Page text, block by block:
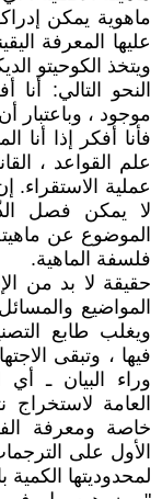
ماهوية يمكن
ويتخذ الكوحيتو
النحو التالي: أنا
موجود ، وباعتبار
فأنا أفكر إذا أنا
علم القواعد ،
عملية الاستقراء.
لا يمكن فصل
الموضوع عن
فلسفة الماهية.
حقيقة لا بد من
المواضيع
ويغلب طابع
فيها ، وتبقى
وراء البيان ـ
العامة لاستخراج
خاصة ومعرفة
الأول على
لمحدوديتها الكمية